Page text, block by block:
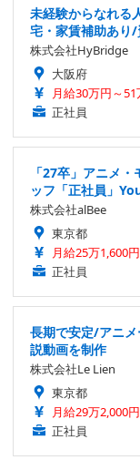
未経験からなれる
宅・家賃補助あり
株式会社HyBridge
大阪府
月給30万円～51
正社員
「27卒」アニメ
ッフ「正社員」
株式会社alBee
東京都
月給25万1,600
正社員
長期で安定/アニ
説動画を制作
株式会社Le Lien
東京都
月給29万2,000
正社員